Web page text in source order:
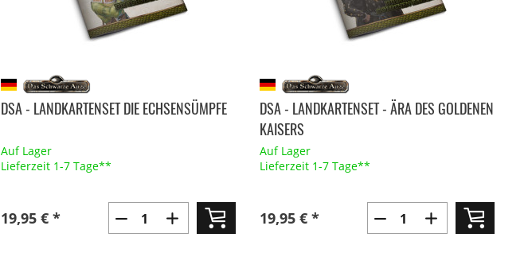
DSA - LANDKARTENSET DIE ECHSENSÜMPFE
Auf Lager
Lieferzeit 1-7 Tage**
19,95 € *
DSA - LANDKARTENSET - ÄRA DES GOLDENEN
KAISERS
Auf Lager
Lieferzeit 1-7 Tage**
19,95 € *